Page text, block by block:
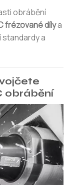
obrábění
frézované dílya
a
obrábění